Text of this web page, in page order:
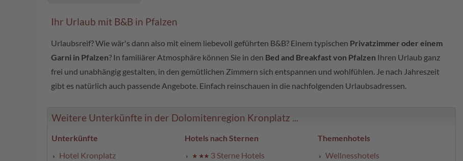
Ihr Urlaub mit B&B in Pfalzen
Urlaubsreif? Wie wär's dann also mit einem liebevoll geführten B&B? Einem typischen Privatzimmer oder einem
Garni in Pfalzen? In familiärer Atmosphäre können Sie in den Bed and Breakfast von Pfalzen Ihren Urlaub ganz
frei und unabhängig gestalten, in den gemütlichen Zimmern sich entspannen und wohlfühlen. Je nach Jahreszeit
gibt es natürlich auch passende Angebote. Einfach reinschauen in die nachfolgenden Urlaubsadressen.
Weitere Unterkünfte in der Dolomitenregion Kronplatz ...
Unterkünfte
Hotel Kronplatz
Hotels nach Sternen
3 Sterne Hotels
Themenhotels
Wellnesshotels